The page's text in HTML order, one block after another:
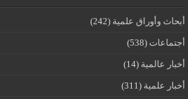
أبحاث وأوراق علمية (242)
أجتماعات (538)
أخبار عالمية (14)
أخبار علمية (311)